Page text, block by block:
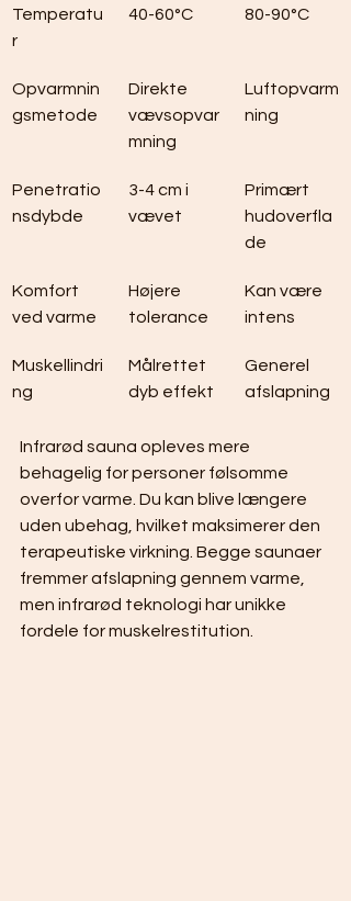
Temperatu
r
40-60°C 80-90°C
Opvarmnin
gsmetode
Direkte
vævsopvar
mning
Luftopvarm
ning
Penetratio
nsdybde
3-4 cm i
vævet
Primært
hudoverfla
de
Komfort
ved varme
Højere
tolerance
Kan være
intens
Muskellindri
ng
Målrettet
dyb effekt
Generel
afslapning
Infrarød sauna opleves mere
behagelig for personer følsomme
overfor varme. Du kan blive længere
uden ubehag, hvilket maksimerer den
terapeutiske virkning. Begge saunaer
fremmer afslapning gennem varme,
men infrarød teknologi har unikke
fordele for muskelrestitution.